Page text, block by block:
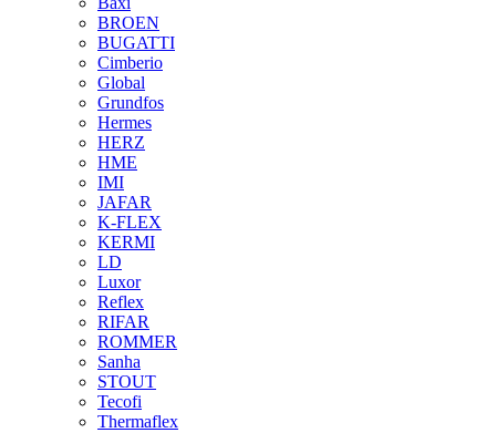
BROEN
BUGATTI
Cimberio
Global
Grundfos
Hermes
HERZ
HME
IMI
JAFAR
K-FLEX
KERMI
LD
Luxor
Reflex
RIFAR
ROMMER
Sanha
STOUT
Tecofi
Thermaflex